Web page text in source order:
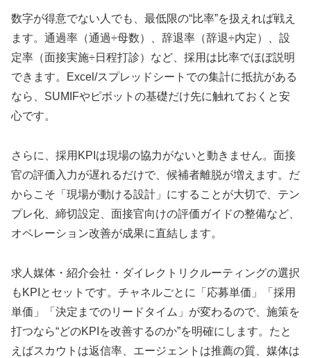
数字が得意でない人でも、最低限の“比率”を扱えれば戦え
ます。通過率（通過÷母数）、辞退率（辞退÷内定）、設
定率（面接実施÷日程打診）など、採用は比率でほぼ説明
できます。Excel/スプレッドシートでの集計に抵抗がある
なら、SUMIFやピボットの基礎だけ先に触れておくと安
心です。
さらに、採用KPIは現場の協力がないと動きません。面接
官の評価入力が遅れるだけで、候補者離脱が増えます。だ
からこそ「現場が動ける設計」にすることが大切で、テン
プレ化、締切設定、面接官向けの評価ガイドの整備など、
オペレーション改善が成果に直結します。
求人媒体・紹介会社・ダイレクトリクルーティングの選択
もKPIとセットです。チャネルごとに「応募単価」「採用
単価」「決定までのリードタイム」が変わるので、施策を
打つなら“どのKPIを改善するのか”を明確にします。たと
えばスカウトは返信率、エージェントは推薦の質、媒体は